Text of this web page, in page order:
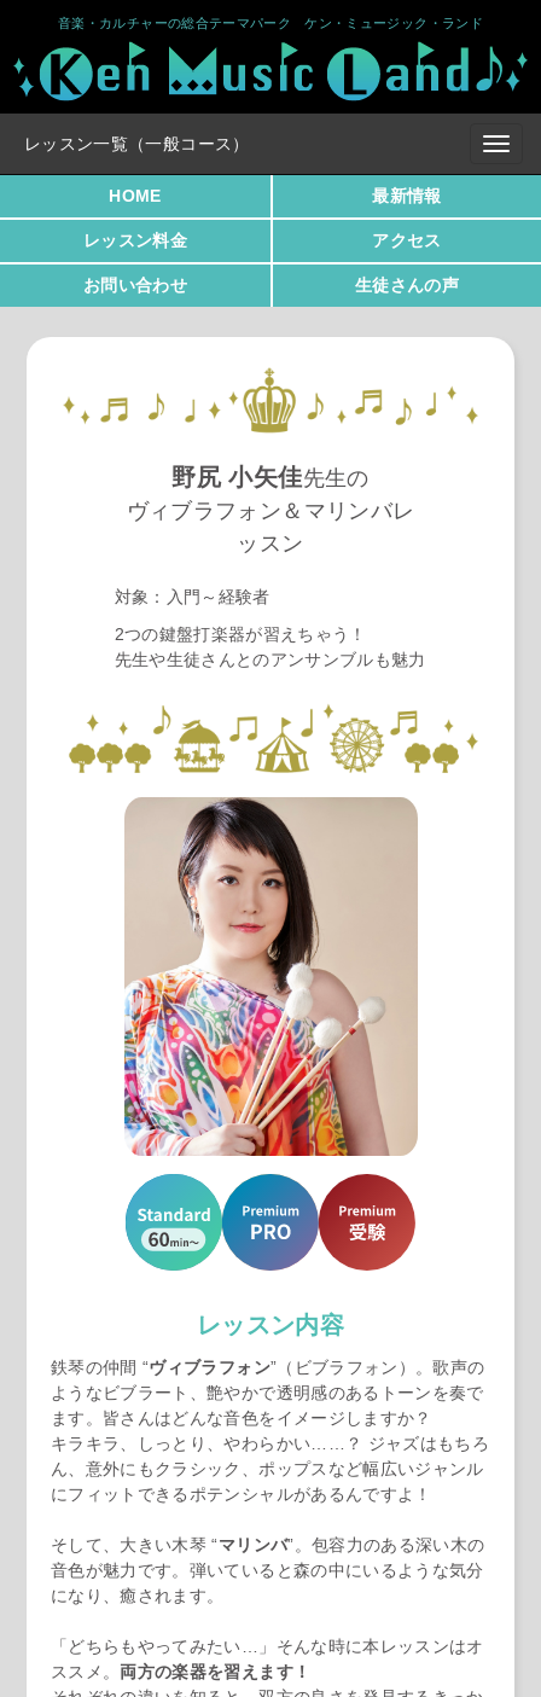
音楽・カルチャーの総合テーマパーク ケン・ミュージック・ランド
レッスン一覧（一般コース）
HOME 最新情報
レッスン料金 アクセス
お問い合わせ 生徒さんの声
野尻 小矢佳先生の
ヴィブラフォン＆マリンバレ
ッスン
対象：入門～経験者
2つの鍵盤打楽器が習えちゃう！
先生や生徒さんとのアンサンブルも魅力
レッスン内容
鉄琴の仲間 “ヴィブラフォン”（ビブラフォン）。歌声の
ようなビブラート、艶やかで透明感のあるトーンを奏で
ます。皆さんはどんな音色をイメージしますか？
キラキラ、しっとり、やわらかい……？ ジャズはもちろ
ん、意外にもクラシック、ポップスなど幅広いジャンル
にフィットできるポテンシャルがあるんですよ！
そして、大きい木琴 “マリンバ”。包容力のある深い木の
音色が魅力です。弾いていると森の中にいるような気分
になり、癒されます。
「どちらもやってみたい…」そんな時に本レッスンはオ
ススメ。 両方の楽器を習えます！